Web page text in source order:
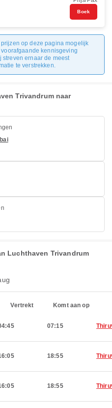
Boek
op deze pagina mogelijk
kennisgeving
streven ernaar de meest
te verstrekken.
Trivandrum naar
Luchthaven Trivandrum
Vertrekt Komt aan op
07:15
18:55
18:55